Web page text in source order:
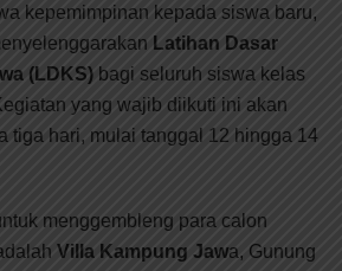
kepemimpinan kepada siswa baru,
Latihan Dasar
(LDKS) bagi seluruh siswa kelas
yang wajib diikuti ini akan
tiga hari, mulai tanggal 12 hingga 14
menggembleng para calon
Villa Kampung Jawa, Gunung